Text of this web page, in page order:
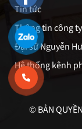
Tin tức
Thông tin công ty
Đại sứ Nguyễn
Hệ thống kênh
© BẢN